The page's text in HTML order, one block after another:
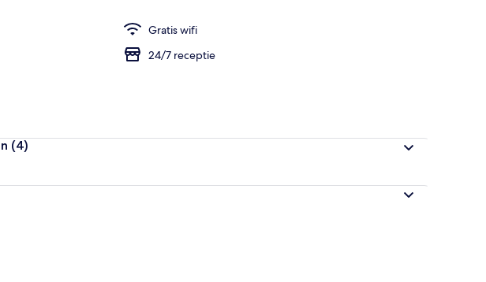
Gratis wifi
24/7 receptie
(4)